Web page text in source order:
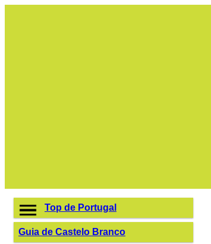
Top de Portugal
Guia de Castelo Branco